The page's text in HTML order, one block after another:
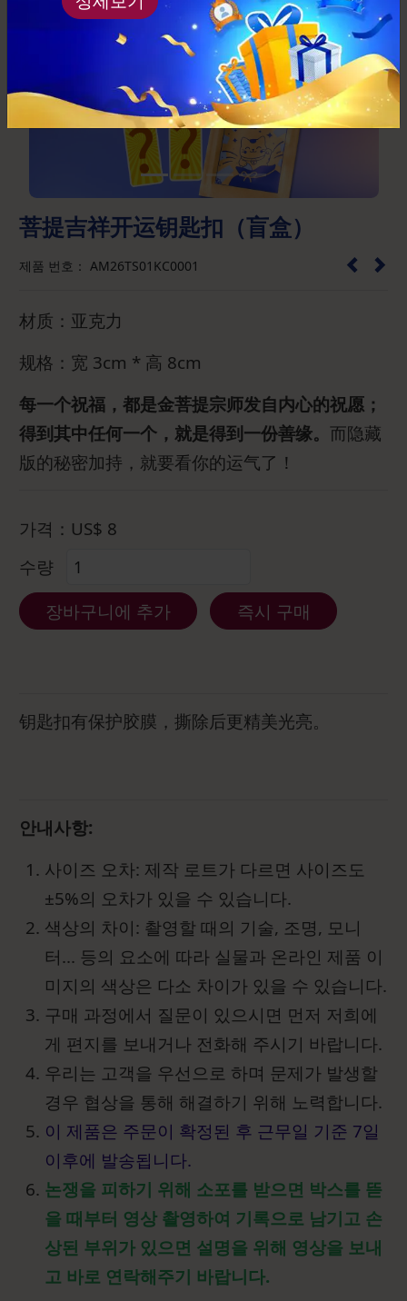
Next
菩提吉祥开运钥匙扣（盲盒）
제품 번호： AM26TS01KC0001
材质：亚克力
规格：宽 3cm * 高 8cm
每一个祝福，都是金菩提宗师发自内心的祝愿；
得到其中任何一个，就是得到一份善缘。 而隐藏
版的秘密加持，就要看你的运气了！
가격： US$ 8
수량
장바구니에 추가
즉시 구매
钥匙扣有保护胶膜，撕除后更精美光亮。
안내사항:
사이즈 오차: 제작 로트가 다르면 사이즈도
±5%의 오차가 있을 수 있습니다.
색상의 차이: 촬영할 때의 기술, 조명, 모니
터... 등의 요소에 따라 실물과 온라인 제품 이
미지의 색상은 다소 차이가 있을 수 있습니다.
구매 과정에서 질문이 있으시면 먼저 저희에
게 편지를 보내거나 전화해 주시기 바랍니다.
우리는 고객을 우선으로 하며 문제가 발생할
경우 협상을 통해 해결하기 위해 노력합니다.
이 제품은 주문이 확정된 후 근무일 기준 7일
이후에 발송됩니다.
논쟁을 피하기 위해 소포를 받으면 박스를 뜯
을 때부터 영상 촬영하여 기록으로 남기고 손
상된 부위가 있으면 설명을 위해 영상을 보내
고 바로 연락해주기 바랍니다.